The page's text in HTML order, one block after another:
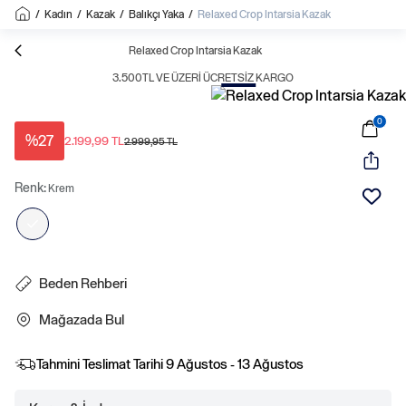
/ Kadın / Kazak / Balıkçı Yaka / Relaxed Crop Intarsia Kazak
Relaxed Crop Intarsia Kazak
3.500TL VE ÜZERI ÜCRETSIZ KARGO
Sale
0
%27 2.199,99 TL2.999,95 TL
Renk: Krem
Beden Rehberi
Mağazada Bul
Tahmini Teslimat Tarihi9 Ağustos - 13 Ağustos